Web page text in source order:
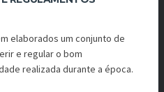
elaborados um conjunto de
e regular o bom
realizada durante a época.